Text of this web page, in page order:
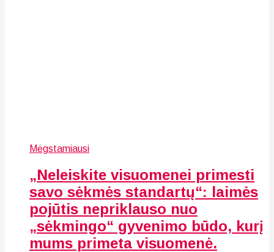
Mėgstamiausi
„Neleiskite visuomenei primesti
savo sėkmės standartų“: laimės
pojūtis nepriklauso nuo
„sėkmingo“ gyvenimo būdo, kurį
mums primeta visuomenė.